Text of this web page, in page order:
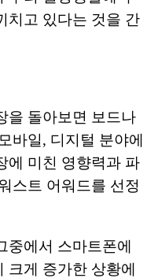
치고 있다는 것을 간
을 돌아보면 보드나
바일, 디지털 분야에
에 미친 영향력과 파
스트 어워드를 선정
중에서 스마트폰에
크게 증가한 상황에